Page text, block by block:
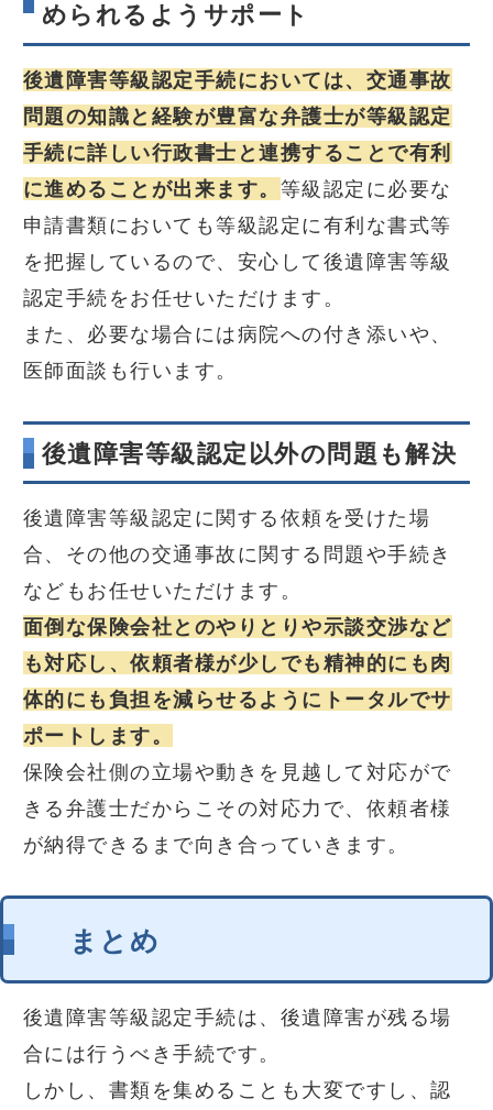
められるようサポート
後遺障害等級認定手続においては、交通事故
問題の知識と経験が豊富な弁護士が等級認定
手続に詳しい行政書士と連携することで有利
に進めることが出来ます。 等級認定に必要な
申請書類においても等級認定に有利な書式等
を把握しているので、安心して後遺障害等級
認定手続をお任せいただけます。
また、必要な場合には病院への付き添いや、
医師面談も行います。
後遺障害等級認定以外の問題も解決
後遺障害等級認定に関する依頼を受けた場
合、その他の交通事故に関する問題や手続き
などもお任せいただけます。
面倒な保険会社とのやりとりや示談交渉など
も対応し、依頼者様が少しでも精神的にも肉
体的にも負担を減らせるようにトータルでサ
ポートします。
保険会社側の立場や動きを見越して対応がで
きる弁護士だからこその対応力で、依頼者様
が納得できるまで向き合っていきます。
まとめ
後遺障害等級認定手続は、後遺障害が残る場
合には行うべき手続です。
しかし、書類を集めることも大変ですし、認